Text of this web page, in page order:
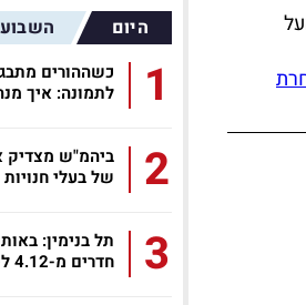
היום השבוע
1
כשההורים
לתמונה: איך
2
ביהמ"ש מצדיק
של בעלי
3
תל בנימין:
חדרים מ-4.12 ל-3.6 מיליון